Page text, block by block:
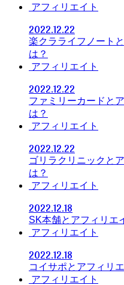
アフィリエイト
2022.12.22
楽クラライフノート
は？
アフィリエイト
2022.12.22
ファミリーカードと
は？
アフィリエイト
2022.12.22
ゴリラクリニックと
は？
アフィリエイト
2022.12.18
SK本舗とアフィリエ
アフィリエイト
2022.12.18
コイサポとアフィリ
アフィリエイト